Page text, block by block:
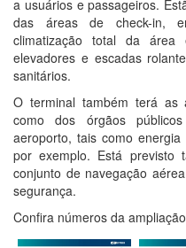
a usuários e passageiros.
das áreas de check-in,
climatização total da área
elevadores e escadas
sanitários.
O terminal também terá as
como dos órgãos
aeroporto, tais como
por exemplo. Está previsto
conjunto de navegação
segurança.
Confira números da